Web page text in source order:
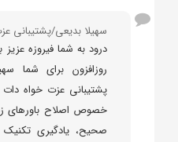
سهیلا بدیعی/پشتیبانی
درود به شما فیروزه
روزافزون برای شما
پشتیبانی عزت خواه دات
خصوص اصلاح باورهای
صحیح، یادگیری